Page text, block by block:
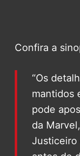
Confira a
“Os
mantidos
pode
da
Justiceiro